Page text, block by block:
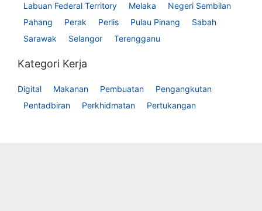
Labuan Federal Territory
Melaka
Negeri Sembilan
Pahang
Perak Perlis Pulau Pinang
Sabah
Sarawak
Selangor Terengganu
Kategori Kerja
Digital Makanan Pembuatan
Pengangkutan
Pentadbiran
Perkhidmatan Pertukangan